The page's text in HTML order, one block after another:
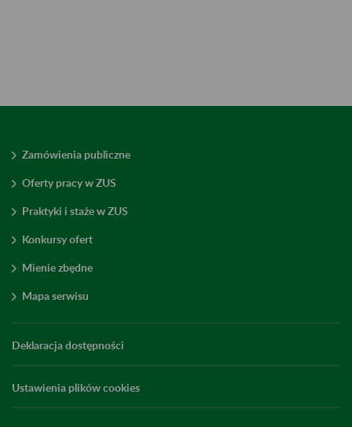
Zamówienia publiczne
Oferty pracy w ZUS
Praktyki i staże w ZUS
Konkursy ofert
Mienie zbędne
Mapa serwisu
Deklaracja dostępności
Ustawienia plików cookies